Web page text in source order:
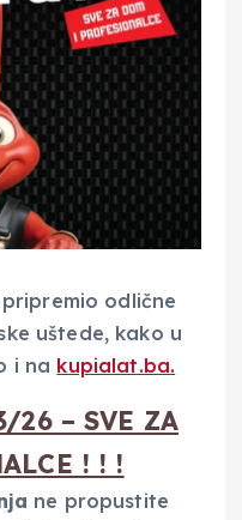
odlične
uštede, kako u
i na kupialat.ba.
26 – SVE ZA
! ! !
ne propustite